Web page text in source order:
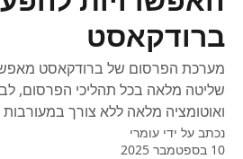
ברודקאסט
מערכת הפרסום של ברודקאסט
שליטה מלאה בכל תהליכי הפרסום,
ואוטומציה מלאה ללא צורך במעורבות
נכתב על ידי עומרי
10 בספטמבר 2025